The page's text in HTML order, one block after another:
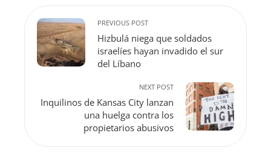
PREVIOUS POST
Hizbulá niega que soldados
israelíes hayan invadido el sur
del Líbano
NEXT POST
Inquilinos de Kansas City lanzan
una huelga contra los
propietarios abusivos